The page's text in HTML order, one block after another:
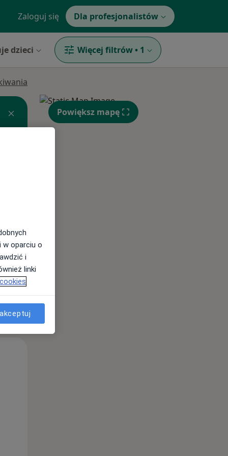
Zaloguj się Dla profesjonalistów
dzieci Więcej filtrów • 1
Powiększ mapę
w oparciu o
i
linki